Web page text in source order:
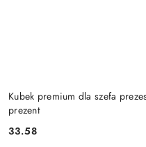
Kubek premium dla szefa
prezent
Cena:
33.58